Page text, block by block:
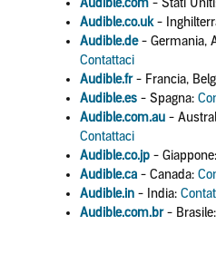
Audible.com- Stati
Audible.co.uk-
Audible.de- Germania,
Contattaci
Audible.fr- Francia,
Audible.es- Spagna:
Audible.com.au-
Contattaci
Audible.co.jp- Giappone:
Audible.ca- Canada:
Audible.in- India:
Audible.com.br - Brasile: